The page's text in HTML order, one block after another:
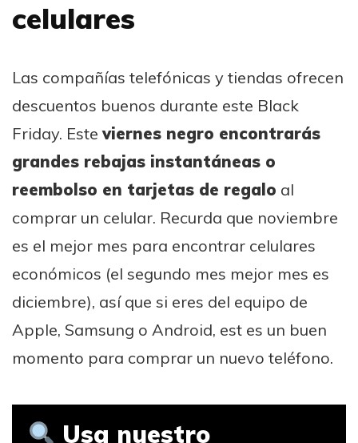
celulares
Las compañías telefónicas y tiendas ofrecen
descuentos buenos durante este Black
Friday. Esteviernes negro encontrarás
grandes rebajas instantáneas o
reembolso en tarjetas de regalo al
comprar un celular. Recurda que noviembre
es el mejor mes para encontrar celulares
económicos (el segundo mes mejor mes es
diciembre), así que si eres del equipo de
Apple, Samsung o Android, est es un buen
momento para comprar un nuevo teléfono.
Usa nuestro